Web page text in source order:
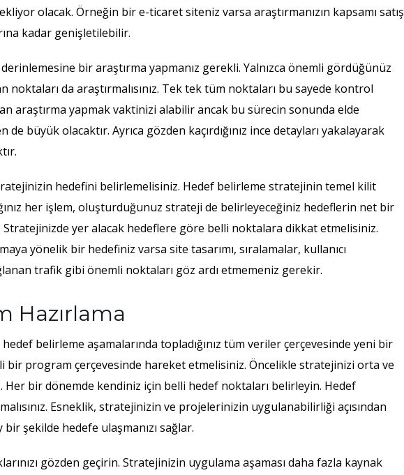
olacak. Örneğin bir e-ticaret siteniz varsa araştırmanızın kapsamı satış
kadar genişletilebilir.
bir araştırma yapmanız gerekli. Yalnızca önemli gördüğünüz
noktaları da araştırmalısınız. Tek tek tüm noktaları bu sayede kontrol
araştırma yapmak vaktinizi alabilir ancak bu sürecin sonunda elde
büyük olacaktır. Ayrıca gözden kaçırdığınız ince detayları yakalayarak
hedefini belirlemelisiniz. Hedef belirleme stratejinin temel kilit
her işlem, oluşturduğunuz strateji de belirleyeceğiniz hedeflerin net bir
Stratejinizde yer alacak hedeflere göre belli noktalara dikkat etmelisiniz.
yönelik bir hedefiniz varsa site tasarımı, sıralamalar, kullanıcı
trafik gibi önemli noktaları göz ardı etmemeniz gerekir.
Hazırlama
belirleme aşamalarında topladığınız tüm veriler çerçevesinde yeni bir
bir program çerçevesinde hareket etmelisiniz. Öncelikle stratejinizi orta ve
Her bir dönemde kendiniz için belli hedef noktaları belirleyin. Hedef
Esneklik, stratejinizin ve projelerinizin uygulanabilirliği açısından
şekilde hedefe ulaşmanızı sağlar.
gözden geçirin. Stratejinizin uygulama aşaması daha fazla kaynak